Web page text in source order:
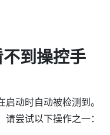
到操控手
动时自动被检测到。
尝试以下操作之一：